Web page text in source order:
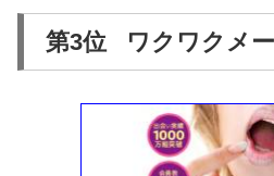
第3位 ワクワクメ